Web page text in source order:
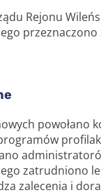
Rejonu
przeznaczono
zatrudniono
zalecenia i